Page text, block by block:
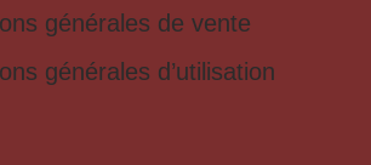
générales de vente
générales d’utilisation